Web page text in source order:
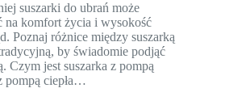
suszarki do ubrań może
na komfort życia i wysokość
Poznaj różnice między suszarką
by świadomie podjąć
Czym jest suszarka z pompą
pompą ciepła…